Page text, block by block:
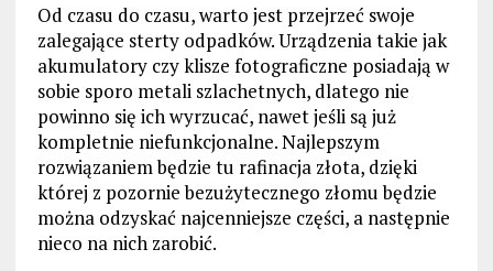
Od czasu do czasu, warto jest przejrzeć swoje
zalegające sterty odpadków. Urządzenia takie jak
akumulatory czy klisze fotograficzne posiadają w
sobie sporo metali szlachetnych, dlatego nie
powinno się ich wyrzucać, nawet jeśli są już
kompletnie niefunkcjonalne. Najlepszym
rozwiązaniem będzie tu rafinacja złota, dzięki
której z pozornie bezużytecznego złomu będzie
można odzyskać najcenniejsze części, a następnie
nieco na nich zarobić.